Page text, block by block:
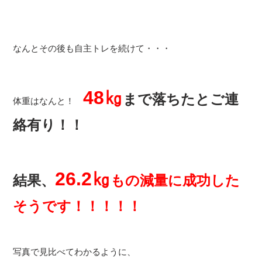
なんとその後も自主トレを続けて・・・
体重はなんと！ 48㎏ まで落ちたとご連
絡有り！！
結果、 26.2㎏ もの減量に成功した
そうです！！！！！
写真で見比べてわかるように、